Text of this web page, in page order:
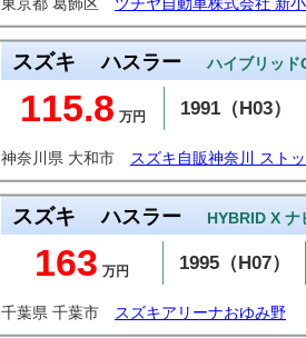
東京都 葛飾区 ツチヤ自動車株式会社 新
スズキ ハスラー ハイブリッド
115.8 万円 1991（H03）
神奈川県 大和市 スズキ自販神奈川 スト
スズキ ハスラー HYBRID X ナ
163 万円 1995（H07）
千葉県 千葉市 スズキアリーナおゆみ野